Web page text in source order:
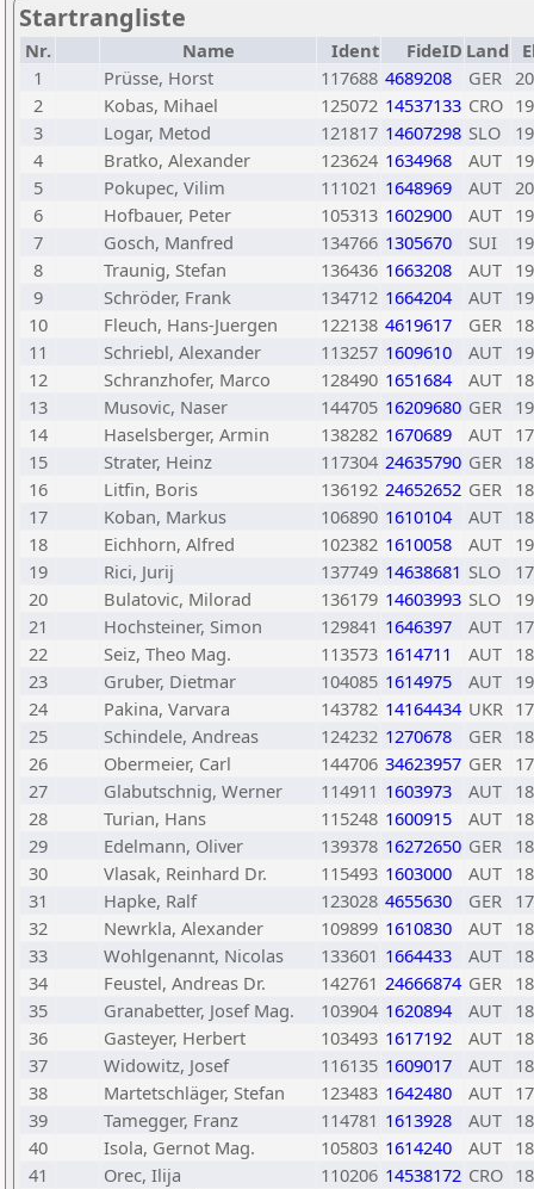
Startrangliste
Nr. Name Ident FideID Land
1
Prüsse, Horst 117688 4689208 GER
2
Kobas, Mihael 125072 14537133 CRO
3
Logar, Metod 121817 14607298 SLO
4
Bratko, Alexander 123624 1634968 AUT
5
Pokupec, Vilim 111021 1648969 AUT
6
Hofbauer, Peter 105313 1602900 AUT
7
Gosch, Manfred 134766 1305670 SUI
8
Traunig, Stefan 136436 1663208 AUT
9
Schröder, Frank 134712 1664204 AUT
10
Fleuch, Hans-Juergen 122138 4619617 GER
11
Schriebl, Alexander 113257 1609610 AUT
12
Schranzhofer, Marco 128490 1651684 AUT
13
Musovic, Naser 144705 16209680 GER
14
Haselsberger, Armin 138282 1670689 AUT
15
Strater, Heinz 117304 24635790 GER
16
Litfin, Boris 136192 24652652 GER
17
Koban, Markus 106890 1610104 AUT
18
Eichhorn, Alfred 102382 1610058 AUT
19
Rici, Jurij 137749 14638681 SLO
20
Bulatovic, Milorad 136179 14603993 SLO
21
Hochsteiner, Simon 129841 1646397 AUT
22
Seiz, Theo Mag. 113573 1614711 AUT
23
Gruber, Dietmar 104085 1614975 AUT
24
Pakina, Varvara 143782 14164434 UKR
25
Schindele, Andreas 124232 1270678 GER
26
Obermeier, Carl 144706 34623957 GER
27
Glabutschnig, Werner 114911 1603973 AUT
28
Turian, Hans 115248 1600915 AUT
29
Edelmann, Oliver 139378 16272650 GER
30
Vlasak, Reinhard Dr. 115493 1603000 AUT
31
Hapke, Ralf 123028 4655630 GER
32
Newrkla, Alexander 109899 1610830 AUT
33
Wohlgenannt, Nicolas 133601 1664433 AUT
34
Feustel, Andreas Dr. 142761 24666874 GER
35
Granabetter, Josef Mag. 103904 1620894 AUT
36
Gasteyer, Herbert 103493 1617192 AUT
37
Widowitz, Josef 116135 1609017 AUT
38
Martetschläger, Stefan 123483 1642480 AUT
39
Tamegger, Franz 114781 1613928 AUT
40
Isola, Gernot Mag. 105803 1614240 AUT
41
Orec, Ilija 110206 14538172 CRO